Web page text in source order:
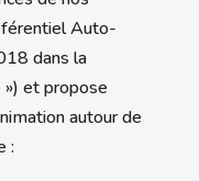
Auto-
dans la
») et propose
autour de
: